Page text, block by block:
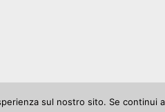
sul nostro sito. Se